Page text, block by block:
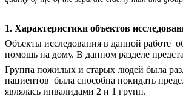
1. Характеристики объектов
Объекты исследования в данной работе
помощь на дому. В данном разделе
Группа пожилых и старых людей была
пациентов была способна покидать
являлась инвалидами 2 и 1 групп.